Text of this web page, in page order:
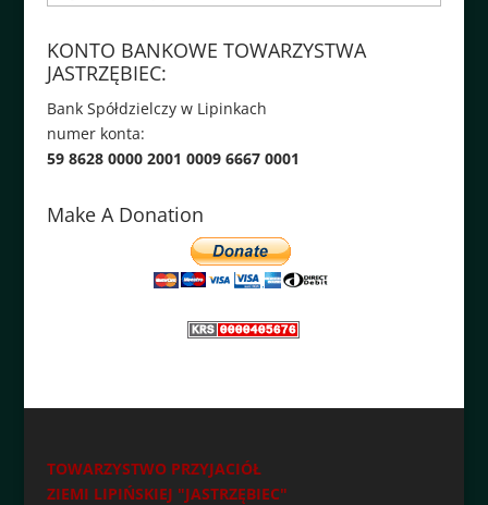
KONTO BANKOWE TOWARZYSTWA
JASTRZĘBIEC:
Bank Spółdzielczy w Lipinkach
numer konta:
59 8628 0000 2001 0009 6667 0001
Make A Donation
TOWARZYSTWO PRZYJACIÓŁ
ZIEMI LIPIŃSKIEJ "JASTRZĘBIEC"